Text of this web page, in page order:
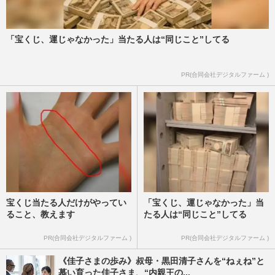
週刊女性PRIME
《佳子さまの歩み》「皇族として親しまれ
「宝くじ、運じゃなかった」当たる人は“同じこと”してる
PR(合同会社デジタルファーム )
宝くじ当たる人だけがやってい
ること、教えます
PR(合同会社デジタルファーム )
「宝くじ、運じゃなかった」当
たる人は“同じこと”してる
PR(合同会社デジタルファーム )
《佳子さまの歩み》叔母・黒田清子さんを“ねぇね”と
慕い育った佳子さま、“内親王の...